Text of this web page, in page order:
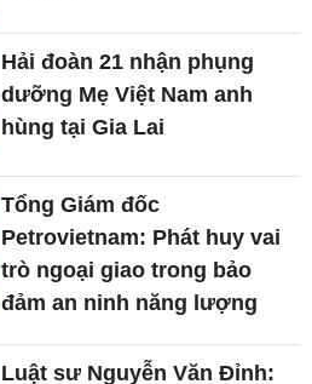
Hải đoàn 21 nhận phụng
dưỡng Mẹ Việt Nam anh
hùng tại Gia Lai
Tổng Giám đốc
Petrovietnam: Phát huy vai
trò ngoại giao trong bảo
đảm an ninh năng lượng
Luật sư Nguyễn Văn Đỉnh: